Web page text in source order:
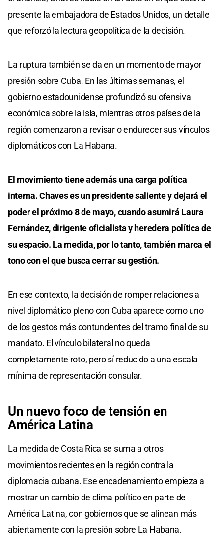
presente la embajadora de Estados Unidos, un detalle
que reforzó la lectura geopolítica de la decisión.
La ruptura también se da en un momento de mayor
presión sobre Cuba. En las últimas semanas, el
gobierno estadounidense profundizó su ofensiva
económica sobre la isla, mientras otros países de la
región comenzaron a revisar o endurecer sus vínculos
diplomáticos con La Habana.
El movimiento tiene además una carga política
interna. Chaves es un presidente saliente y dejará el
poder el próximo 8 de mayo, cuando asumirá Laura
Fernández, dirigente oficialista y heredera política de
su espacio. La medida, por lo tanto, también marca el
tono con el que busca cerrar su gestión.
En ese contexto, la decisión de romper relaciones a
nivel diplomático pleno con Cuba aparece como uno
de los gestos más contundentes del tramo final de su
mandato. El vínculo bilateral no queda
completamente roto, pero sí reducido a una escala
mínima de representación consular.
Un nuevo foco de tensión en
América Latina
La medida de Costa Rica se suma a otros
movimientos recientes en la región contra la
diplomacia cubana. Ese encadenamiento empieza a
mostrar un cambio de clima político en parte de
América Latina, con gobiernos que se alinean más
abiertamente con la presión sobre La Habana.